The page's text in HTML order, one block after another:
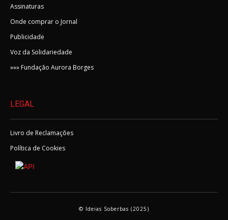
Assinaturas
Onde comprar o Jornal
Publicidade
Voz da Solidariedade
»»» Fundação Aurora Borges
LEGAL
Livro de Reclamações
Política de Cookies
© Ideias Soberbas (2025)